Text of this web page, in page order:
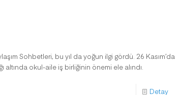
Sohbetleri, bu yıl da yoğun ilgi gördü. 26 Kasım’da
altında okul-aile iş birliğinin önemi ele alındı.
Detay